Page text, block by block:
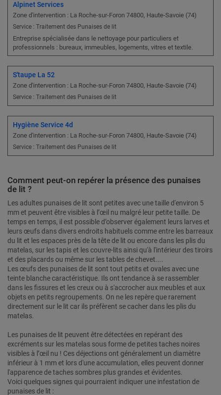
Alpinet Services
Zone d'intervention : La Roche-sur-Foron 74800, Haute-Savoie (74)
Service : Traitement des Punaises de lit
Entreprise spécialisée dans le nettoyage pour particuliers et
professionnels : bureaux, immeubles, logements, vitres et textile.
S'taupe La 52
Zone d'intervention : La Roche-sur-Foron 74800, Haute-Savoie (74)
Service : Traitement des Punaises de lit
Hygiène Service 4d
Zone d'intervention : La Roche-sur-Foron 74800, Haute-Savoie (74)
Service : Traitement des Punaises de lit
Comment peut-on repérer la présence des punaises
de lit ?
Les adultes punaises de lit sont petites avec une taille d'environ 5
mm et peuvent être visibles à l’œil nu malgré leur petite taille. De
temps en temps, il est possible d’observer également leurs larves et
leurs œufs dans divers endroits habituels comme entre les barreaux
du lit et les espaces près de la tête de lit ou encore dans les plis du
matelas, sur les tapis et les couvre-lits ainsi qu'à l'intérieur des tiroirs
et des placards ou même sur les tables de chevet....
Les œufs des punaises de lit sont tout petits et ovales avec une
teinte blanche caractéristique. Ils ont tendance à se rassembler
dans les fissures et les creux ou à s'accrocher aux meubles et aux
objets en petits regroupements. On ne les repère que rarement
directement sur le lit car ils préfèrent se cacher dans les plis du
matelas.
Les punaises de lit peuvent être détectées en repérant des
excréments sur les matelas sous forme de petites taches noires
visibles à l’œil nu ! Ces déjections ont généralement un diamètre
inférieur à 1 mm et lors d'une accumulation, elles peuvent donner
l'apparence de taches sombres plus grandes et évidentes.
Voici quelques signes qui pourraient indiquer une infestation de
punaises de lit :